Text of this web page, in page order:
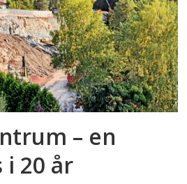
– en
i 20 år